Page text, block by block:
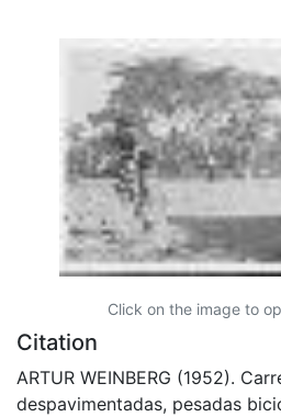
Click on the image to
Citation
ARTUR WEINBERG (1952).
despavimentadas, pesadas